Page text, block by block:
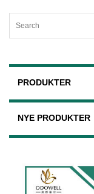
PRODUKTER
NYE PRODUKTER